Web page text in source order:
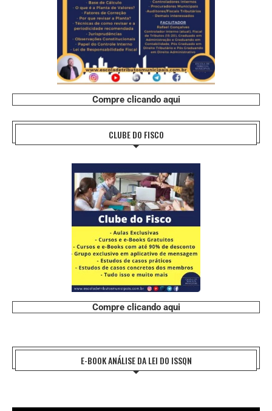
Compre clicando aqui
CLUBE DO FISCO
Compre clicando aqui
E-BOOK ANÁLISE DA LEI DO ISSQN